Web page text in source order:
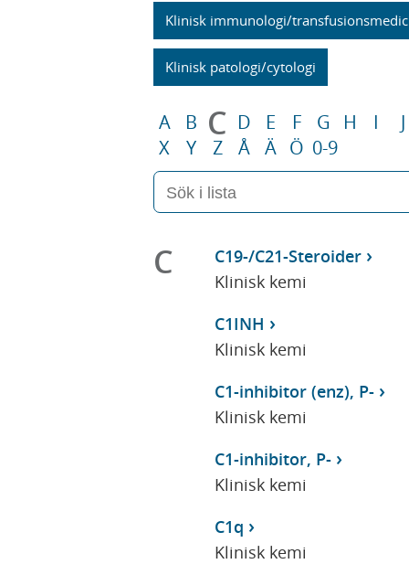
Klinisk immunologi/
Klinisk patologi/cytologi
A B C D E F G H I J
X
Y Z Å Ä Ö 0-9
C
C19-/C21-Steroider
Klinisk kemi
C1INH
Klinisk kemi
C1-inhibitor (enz), P-
Klinisk kemi
C1-inhibitor, P-
Klinisk kemi
C1q
Klinisk kemi